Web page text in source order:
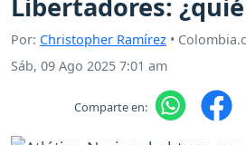
Libertadores:
Por: Christopher Ramírez •
Sáb, 09 Ago 2025 7:01 am
Comparte en: